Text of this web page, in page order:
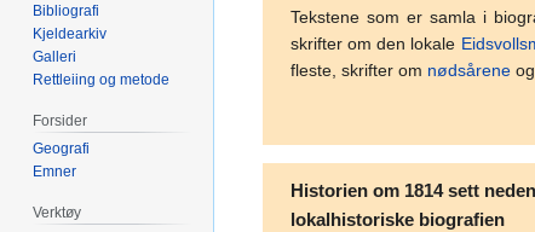
Tekstene som er samla i
skrifter om den lokale
fleste, skrifter om nødsårene og
Historien om 1814 sett
lokalhistoriske biografien
Bibliografi
Kjeldearkiv
Galleri
Rettleiing og metode
Forsider
Geografi
Emner
Verktøy